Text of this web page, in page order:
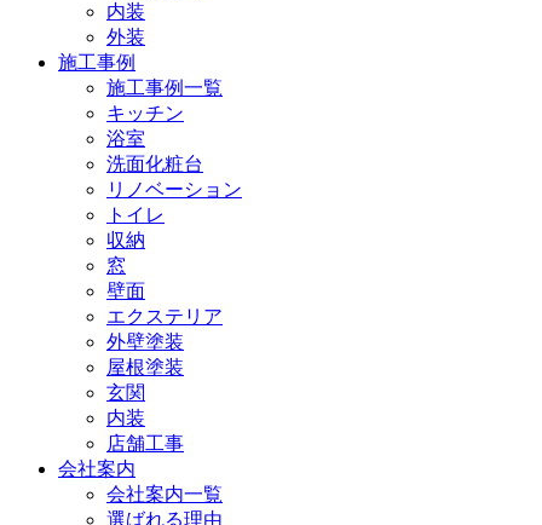
内装
外装
施工事例
施工事例一覧
キッチン
浴室
洗面化粧台
リノベーション
トイレ
収納
窓
壁面
エクステリア
外壁塗装
屋根塗装
玄関
内装
店舗工事
会社案内
会社案内一覧
選ばれる理由